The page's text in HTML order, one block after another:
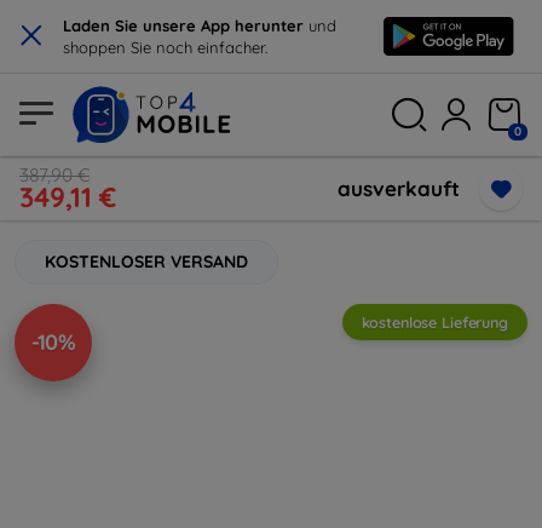
× Laden Sie unsere App herunter und
shoppen Sie noch einfacher.
0
387,90 €
349,11 € ausverkauft
KOSTENLOSER VERSAND
-10%
kostenlose Lieferung